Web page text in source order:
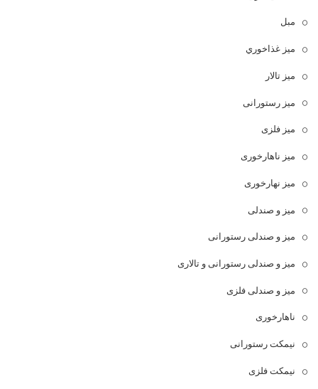
مبل
ميز غذاخوري
میز تالار
میز رستورانی
میز فلزی
میز ناهارخوری
میز نهارخوری
میز و صندلی
میز و صندلی رستورانی
میز و صندلی رستورانی و تالاری
میز و صندلی فلزی
ناهارخوری
نیمکت رستورانی
نیمکت فلزی